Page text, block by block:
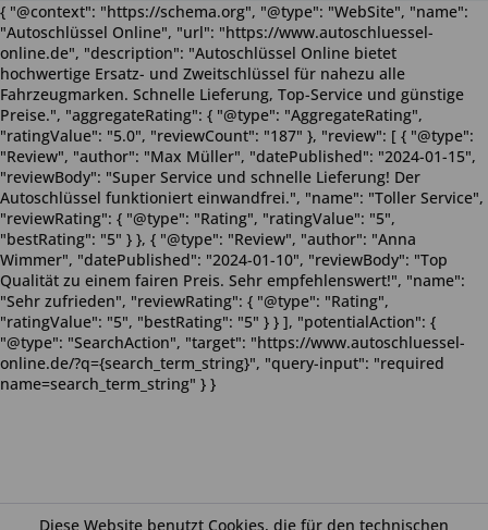
Diese Website benutzt Cookies, die für den technischen
{ "@context": "https://schema.org", "@type": "WebSite", "name":
"Autoschlüssel Online", "url": "https://www.autoschluessel-
online.de", "description": "Autoschlüssel Online bietet
hochwertige Ersatz- und Zweitschlüssel für nahezu alle
Fahrzeugmarken. Schnelle Lieferung, Top-Service und günstige
Preise.", "aggregateRating": { "@type": "AggregateRating",
"ratingValue": "5.0", "reviewCount": "187" }, "review": [ { "@type":
"Review", "author": "Max Müller", "datePublished": "2024-01-15",
"reviewBody": "Super Service und schnelle Lieferung! Der
Autoschlüssel funktioniert einwandfrei.", "name": "Toller Service",
"reviewRating": { "@type": "Rating", "ratingValue": "5",
"bestRating": "5" } }, { "@type": "Review", "author": "Anna
Wimmer", "datePublished": "2024-01-10", "reviewBody": "Top
Qualität zu einem fairen Preis. Sehr empfehlenswert!", "name":
"Sehr zufrieden", "reviewRating": { "@type": "Rating",
"ratingValue": "5", "bestRating": "5" } } ], "potentialAction": {
"@type": "SearchAction", "target": "https://www.autoschluessel-
online.de/?q={search_term_string}", "query-input": "required
name=search_term_string" } }